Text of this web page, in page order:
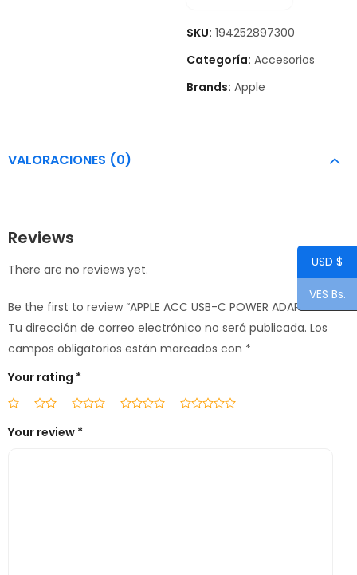
SKU: 194252897300
Categoría: Accesorios
Brands: Apple
VALORACIONES (0)
Reviews
There are no reviews yet.
Be the first to review “APPLE ACC USB-C POWER ADAPTER”
Tu dirección de correo electrónico no será publicada. Los
campos obligatorios están marcados con *
Your rating *
Your review *
USD $
VES Bs.